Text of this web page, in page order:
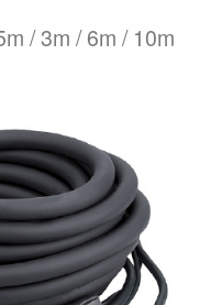
/ 3m / 6m / 10m